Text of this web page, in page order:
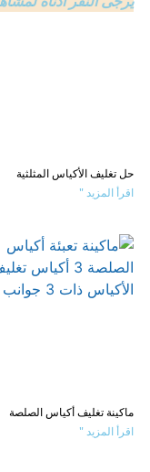
حل تغليف الأكياس المثلثية
اقرأ المزيد "
ماكينة تغليف أكياس الصلصة
اقرأ المزيد "